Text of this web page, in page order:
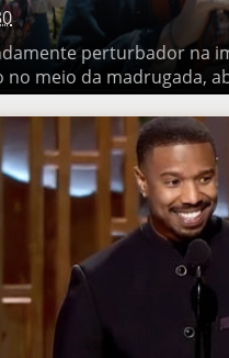
perturbador na
madrugada, abandonando